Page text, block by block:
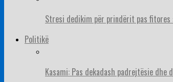
Stresi dedikim për prindërit pas
Politikë
Kasami: Pas dekadash padrejtësie